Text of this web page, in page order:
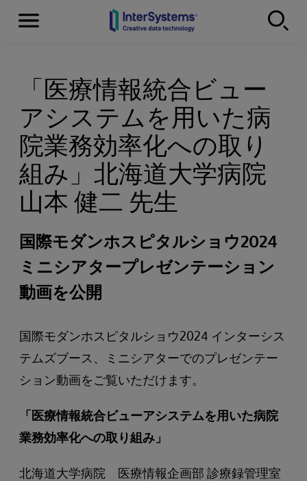
Skip to content
Menu
「医療情報統合ビュー
アシステムを用いた病
院業務効率化への取り
組み」北海道大学病院
山本 健二 先生
国際モダンホスピタルショウ2024
ミニシアタープレゼンテーション
動画を公開
国際モダンホスピタルショウ2024 インターシス
テムズブース、ミニシアターでのプレゼンテー
ション動画をご覧いただけます。
「医療情報統合ビューアシステムを用いた病院
業務効率化への取り組み」
北海道大学病院 医療情報企画部 診療録管理室